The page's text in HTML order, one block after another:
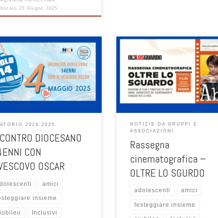
23 Giugno 2025
4 maggio 2025 – ISCRIZIONI
Siete pronti a ri-prendere
Noi abbiamo rimesso in moto
organizzativa per riuscire
vivere una bella giornata
della condivisione, della
si radunano intorno al […]
2024-2025
DIOCESANO
CON
OSCAR
amici
insieme
Inclusivi
NOTIZIE DA GRUPPI E
ASSOCIAZIONI
Rassegna
cinematografica –
OLTRE LO SGURDO
adolescenti amici
festeggiare insieme